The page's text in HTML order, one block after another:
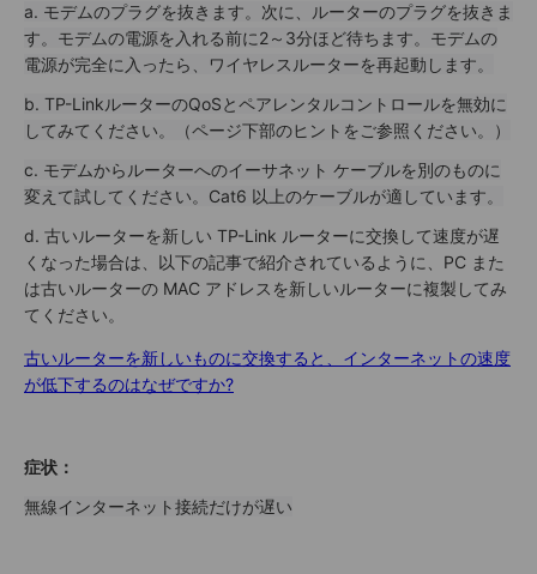
a. モデムのプラグを抜きます。次に、ルーターのプラグを抜きま
す。モデムの電源を入れる前に2～3分ほど待ちます。モデムの
電源が完全に入ったら、ワイヤレスルーターを再起動します。
b. TP-LinkルーターのQoSとペアレンタルコントロールを無効に
してみてください。（ページ下部のヒントをご参照ください。）
c. モデムからルーターへのイーサネット ケーブルを別のものに
変えて試してください。Cat6 以上のケーブルが適しています。
d. 古いルーターを新しい TP-Link ルーターに交換して速度が遅
くなった場合は、以下の記事で紹介されているように、PC また
は古いルーターの MAC アドレスを新しいルーターに複製してみ
てください。
古いルーターを新しいものに交換すると、インターネットの速度
が低下するのはなぜですか?
症状：
無線インターネット接続だけが遅い